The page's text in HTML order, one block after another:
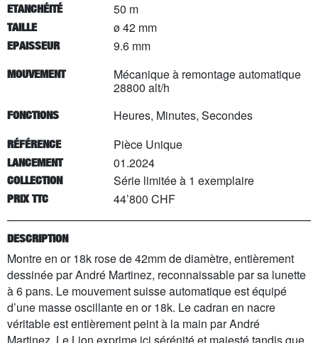
ETANCHÉITÉ 50 m
TAILLE ø 42 mm
EPAISSEUR 9.6 mm
MOUVEMENT
Mécanique à remontage automatique
28800 alt/h
FONCTIONS Heures, Minutes, Secondes
RÉFÉRENCE Pièce Unique
LANCEMENT 01.2024
COLLECTION Série limitée à 1 exemplaire
PRIX TTC 44’800 CHF
DESCRIPTION
Montre en or 18k rose de 42mm de diamètre, entièrement
dessinée par André Martinez, reconnaissable par sa lunette
à 6 pans. Le mouvement suisse automatique est équipé
d’une masse oscillante en or 18k. Le cadran en nacre
véritable est entièrement peint à la main par André
Martinez. Le Lion exprime ici sérénité et majesté tandis que